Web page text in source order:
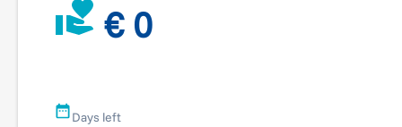
realmente servire. Ci credo perchè avevo una grande
ma molti deimiei parenti sono scomparsi, portati via da un
€ 0
Days left